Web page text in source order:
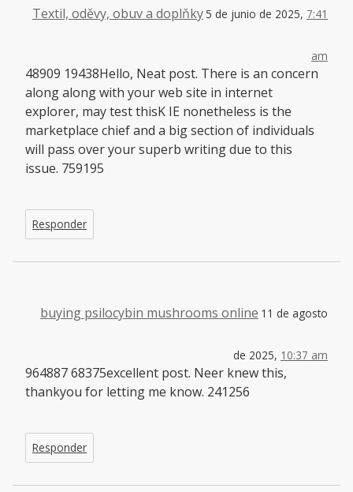
Textil, oděvy, obuv a doplňky5 de junio de 2025, 7:41
am
48909 19438Hello, Neat post. There is an concern
along along with your web site in internet
explorer, may test thisK IE nonetheless is the
marketplace chief and a big section of individuals
will pass over your superb writing due to this
issue. 759195
Responder
buying psilocybin mushrooms online 11 de agosto
de 2025, 10:37 am
964887 68375excellent post. Neer knew this,
thankyou for letting me know. 241256
Responder